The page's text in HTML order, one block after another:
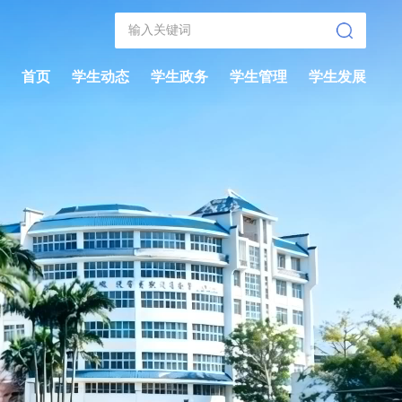
首页 学生动态 学生政务 学生管理 学生发展